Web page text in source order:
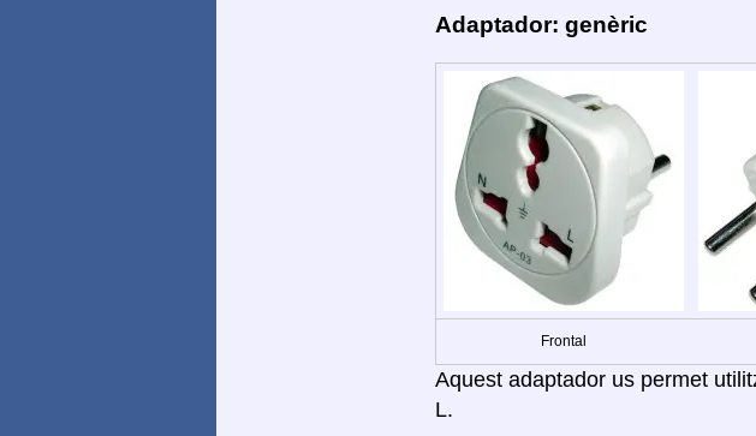
Adaptador: genèric
Frontal
Aquest adaptador us permet
L.